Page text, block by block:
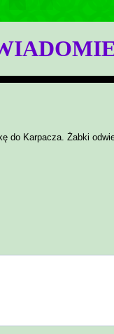
do Karpacza. Żabki